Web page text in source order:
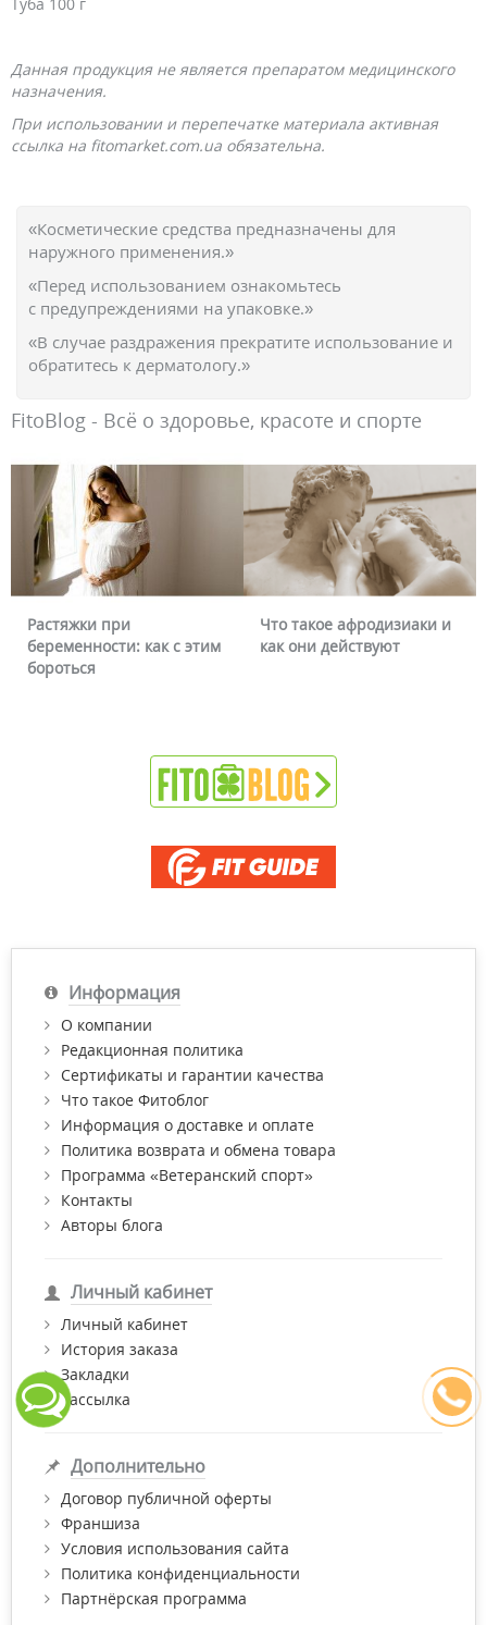
Данная продукция не является препаратом медицинского
назначения.
При использовании и перепечатке материала активная
ссылка на fitomarket.com.ua обязательна.
«Косметические средства предназначены для
наружного применения.»
«Перед использованием ознакомьтесь
с предупреждениями на упаковке.»
«В случае раздражения прекратите использование и
обратитесь к дерматологу.»
FitoBlog - Всё о здоровье, красоте и спорте
Растяжки при
беременности: как с этим
бороться
Что такое афродизиаки и
как они действуют
Информация
О компании
Редакционная политика
Сертификаты и гарантии качества
Что такое Фитоблог
Информация о доставке и оплате
Политика возврата и обмена товара
Программа «Ветеранский спорт»
Контакты
Авторы блога
Личный кабинет
Личный кабинет
История заказа
Закладки
Рассылка
Дополнительно
Договор публичной оферты
Франшиза
Условия использования сайта
Политика конфиденциальности
Партнёрская программа